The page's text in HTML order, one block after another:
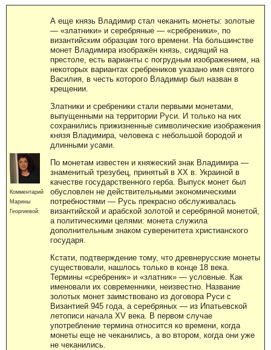
Комментарий
Марины
Георгиевой:
А еще князь Владимир стал чеканить монеты: золотые
— «златники» и серебряные — «сребреники», по
византийским образцам того времени. На большинстве
монет Владимира изображён князь, сидящий на
престоле, есть варианты с погрудным изображением, на
некоторых вариантах сребреников указано имя святого
Василия, в честь которого Владимир был назван в
крещении.
Златники и сребреники стали первыми монетами,
выпущенными на территории Руси. И только на них
сохранились прижизненные символические изображения
князя Владимира, человека с небольшой бородой и
длинными усами.
По монетам известен и княжеский знак Владимира —
знаменитый трезубец, принятый в XX в. Украиной в
качестве государственного герба. Выпуск монет был
обусловлен не действительными экономическими
потребностями — Русь прекрасно обслуживалась
византийской и арабской золотой и серебряной монетой,
а политическими целями: монета служила
дополнительным знаком суверенитета христианского
государя.
Кстати, подтверждение тому, что древнерусские монеты
существовали, нашлось только в конце 18 века.
Термины «сребреник» и «златник» — условные. Как
именовали их современники, неизвестно. Название
золотых монет заимствовано из договора Руси с
Византией 945 года, а серебряных — из Ипатьевской
летописи начала XV века. В первом случае
употребление термина относится ко времени, когда
монеты еще не чеканились, а во втором, когда они уже
не чеканились.